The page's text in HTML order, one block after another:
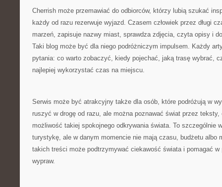
Cherrish może przemawiać do odbiorców, którzy lubią szukać
każdy od razu rezerwuje wyjazd. Czasem człowiek przez długi
marzeń, zapisuje nazwy miast, sprawdza zdjęcia, czyta opisy i
Taki blog może być dla niego podróżniczym impulsem. Każdy
pytania: co warto zobaczyć, kiedy pojechać, jaką trasę wybrać,
najlepiej wykorzystać czas na miejscu.
Serwis może być atrakcyjny także dla osób, które podróżują w
ruszyć w drogę od razu, ale można poznawać świat przez
możliwość takiej spokojnego odkrywania świata. To szczególnie
turystykę, ale w danym momencie nie mają czasu, budżetu albo
takich treści może podtrzymywać ciekawość świata i pomagać w
wypraw.